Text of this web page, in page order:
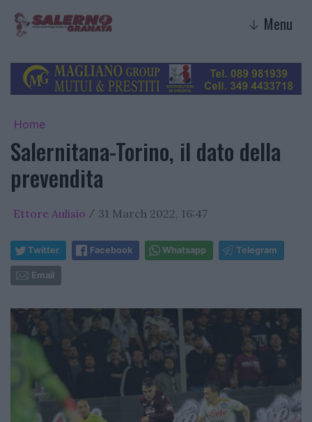
↓ Menu
Home
Salernitana-Torino, il dato della
prevendita
Ettore Aulisio / 31 March 2022, 16:47
Twitter Facebook Whatsapp Telegram
Email